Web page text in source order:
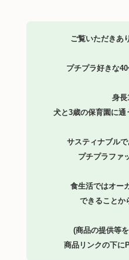
ご覧いただきあ
プチプラ好きな
身長
犬と3歳の保育園に通
サスティナブル
プチプラファ
食生活ではオー
できることか
(商品の提供等
商品リンクの下に